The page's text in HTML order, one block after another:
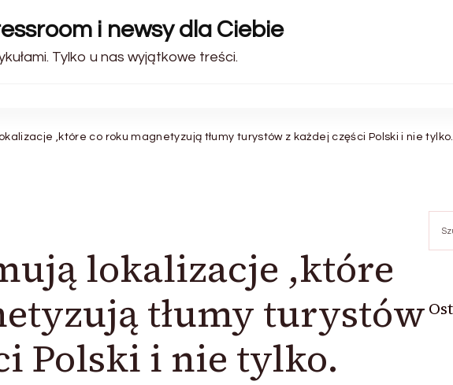
i newsy dla Ciebie
Tylko u nas wyjątkowe treści.
,które co roku magnetyzują tłumy turystów z każdej części Polski i nie tylko.
lokalizacje ,które
tłumy turystów
Polski i nie tylko.